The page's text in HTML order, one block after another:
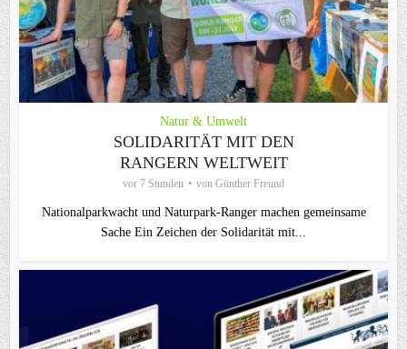
Natur & Umwelt
SOLIDARITÄT MIT DEN
RANGERN WELTWEIT
vor 7 Stunden von Günther Freund
Nationalparkwacht und Naturpark-Ranger machen gemeinsame
Sache Ein Zeichen der Solidarität mit...